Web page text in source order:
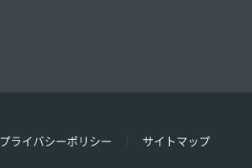
プライバシーポリシー サイトマップ